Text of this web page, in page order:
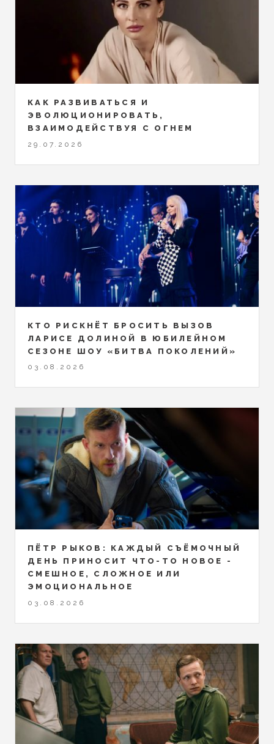
КАК РАЗВИВАТЬСЯ И
ЭВОЛЮЦИОНИРОВАТЬ,
ВЗАИМОДЕЙСТВУЯ С ОГНЕМ
29.07.2026
КТО РИСКНЁТ БРОСИТЬ ВЫЗОВ
ЛАРИСЕ ДОЛИНОЙ В ЮБИЛЕЙНОМ
СЕЗОНЕ ШОУ «БИТВА ПОКОЛЕНИЙ»
03.08.2026
ПЁТР РЫКОВ: КАЖДЫЙ СЪЁМОЧНЫЙ
ДЕНЬ ПРИНОСИТ ЧТО-ТО НОВОЕ -
СМЕШНОЕ, СЛОЖНОЕ ИЛИ
ЭМОЦИОНАЛЬНОЕ
03.08.2026